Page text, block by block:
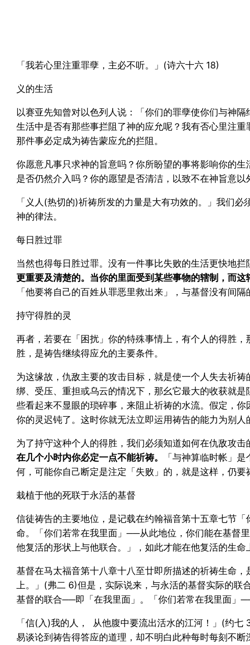
「我若心里注重罪孽，主必不听。」(诗六十六 18)
义的生活
以赛亚先知曾对以色列人说：「你们的罪孽使你们与神
生活中是否有那些事拦阻了神的应允呢？我有否心里注
那件事必定成为祷告蒙应允的拦阻。
你愿意凡事只求神的旨意吗？你所盼望的事将影响你的
是否仍然介入吗？你的愿望是否清洁，以致不在神旨意
「义人(热切的)祈祷所发的力量是大有功效的。」我们
神的律法。
每日胜过罪
当然也得每日胜过罪。没有一件事比失败的生活更快地拦
更重要及清楚的。当你的里面受到某些事物的辖制，而
「他要将自己的百姓从罪恶里救出来」，与基督没有间
持守得胜的灵
再者，若要在「困扰」你的特殊事情上，有个人的得胜
胜，是祷告继续得应允的主要条件。
为这缘故，仇敌主要的攻击目标，就是使一个人失去祈
绑、受压、重担或乌云的情况下，那幺它最大的收获就是
些看起来不显眼的琐碎事，来阻止祈祷的水流。假定，
你的灵迟钝了。这时你就无法立即运用祷告的能力为别
为了持守这种个人的得胜，我们必须知道如何在仇敌攻
在几个小时内你必定一点不能祈祷。
「与神算临时帐」
何，可能你自己断定是注定「失败」的，就是这样，仍要
栽植于他的死联于永活的基督
信徒祷告的主要地位，是记载在约翰福音第十五章七节
命。「你们若常在我里面」──从此地位，你们能在基督
他复活的形状上与他联合。」，如此才能在他复活的生命
基督在马太福音第十八章十八至廿即所描述的祈祷生命
上。」(弗二 6)但是，实际说来，与永活的基督实际的
基督的联合──即「在我里面」。「你们若常在我里面」
「信(入)我的人， 从他腹中要流出活水的江河！」(约
易谈论到祷告得答应的道理，却不明白此种每时每刻不